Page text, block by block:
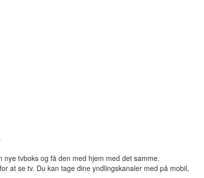
tvboks og få den med hjem med det samme.
at se tv. Du kan tage dine yndlingskanaler med på mobil,